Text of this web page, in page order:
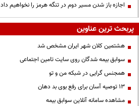
اجازه باز شدن مسیر دوم در تنگه هرمز را نخواهیم داد
پربحث ترین عناوین
هشتمین کلان شهر ایران مشخص شد
سوابق بیمه شدگان روی سایت تامین اجتماعی
همجنس گرایی در شبکه من و تو
13 توصیه آسان برای رفع بوی بد دهان
مشاهده سامانه آنلاين سوابق بیمه